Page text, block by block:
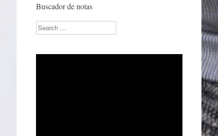
Buscador de notas
Search